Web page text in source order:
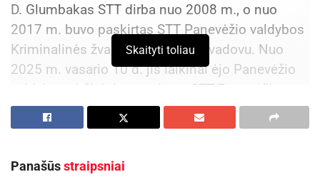
D. Glumbakas STT dirba nuo 2008 m., o nuo
2017 m. buvo paskirtas STT Panevėžio valdybos
Kriminalinės žvalgybos skyriaus vadovu. Nuo
2025 m. vasario 10 d. jis laikinai ėjo Panevėžio
valdybos viršininko pareigas. STT Panevėžio
valdyba atlieka ikiteisminius tyrimus, organizuoja
ir vykdo kriminalinę žvalgybą, nagrinėja asmenų,
pareiškimus ar pranešimus dėl galimai
Skaityti toliau
Panašūsstraipsniai